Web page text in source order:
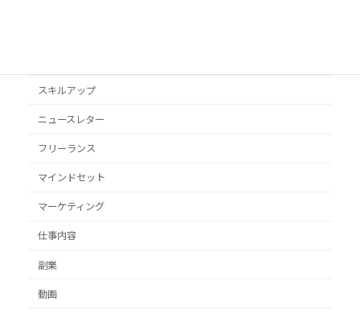
スキルアップ
ニュースレター
フリーランス
マインドセット
マーケティング
仕事内容
副業
動画